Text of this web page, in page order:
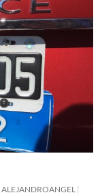
ALEJANDROANGEL